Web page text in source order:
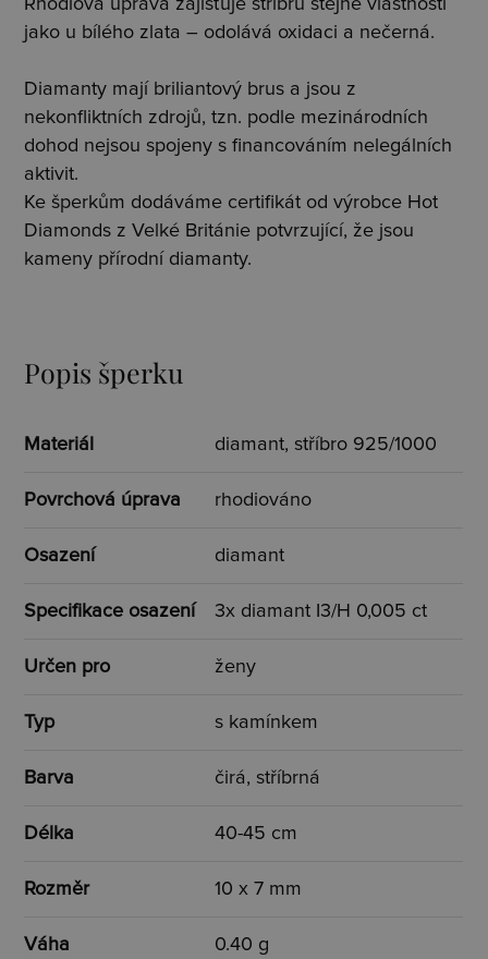
Rhodiová úprava zajišťuje stříbru stejné vlastnosti
jako u bílého zlata – odolává oxidaci a nečerná.
Diamanty mají briliantový brus a jsou z
nekonfliktních zdrojů, tzn. podle mezinárodních
dohod nejsou spojeny s financováním nelegálních
aktivit.
Ke šperkům dodáváme certifikát od výrobce Hot
Diamonds z Velké Británie potvrzující, že jsou
kameny přírodní diamanty.
Popis šperku
Materiál diamant, stříbro 925/1000
Povrchová úprava rhodiováno
Osazení diamant
Specifikace osazení 3x diamant I3/H 0,005 ct
Určen pro ženy
Typ s kamínkem
Barva čirá, stříbrná
Délka 40-45 cm
Rozměr 10 x 7 mm
Váha 0.40 g